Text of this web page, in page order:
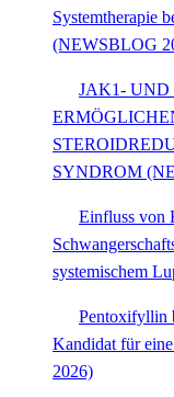
Systemtherapie
(NEWSBLOG
JAK1- UND
SYNDROM
Einfluss von
systemischem
Pentoxifyllin
Kandidat für
2026)